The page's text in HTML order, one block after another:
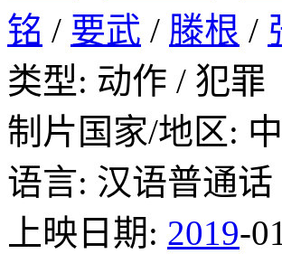
铭 / 要武 / 滕根 /
类型: 动作 / 犯罪
制片国家/地区:
语言: 汉语普通话
上映日期: 2019-